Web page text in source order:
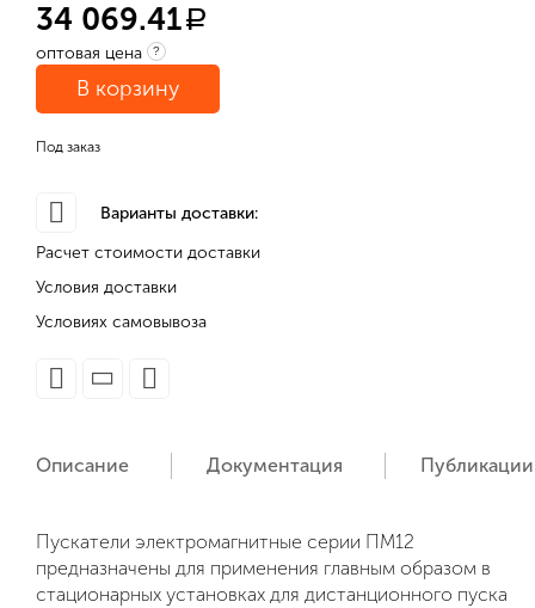
34 069.41 a
оптовая цена ?
В корзину
Под заказ
Варианты доставки:
Расчет стоимости доставки
Условия доставки
Условиях самовывоза
Описание Документация Публикации
Пускатели электромагнитные серии ПМ12
предназначены для применения главным образом в
стационарных установках для дистанционного пуска